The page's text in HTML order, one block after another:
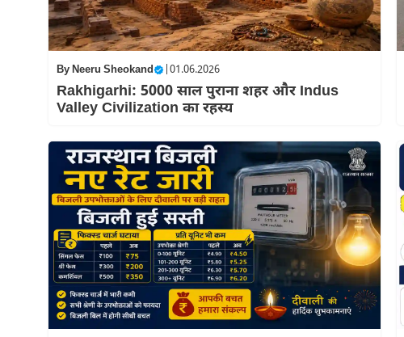
ByNeeru Sheokand | 01.06.2026
Rakhigarhi: 5000 साल पुराना शहर और Indus
Valley Civilization का रहस्य